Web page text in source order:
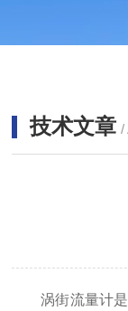
技术文章 /
涡街流量计是